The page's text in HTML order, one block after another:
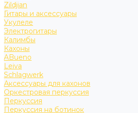
Zildjian
Гитары и аксессуары
Укулеле
Электрогитары
Калимбы
Кахоны
ABueno
Leiva
Schlagwerk
Аксессуары для кахонов
Оркестровая перкуссия
Перкуссия
Перкуссия на ботинок